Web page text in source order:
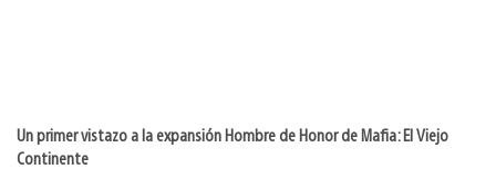
Un primer vistazo a la expansión Hombre de Honor de Mafia: El Viejo
Continente